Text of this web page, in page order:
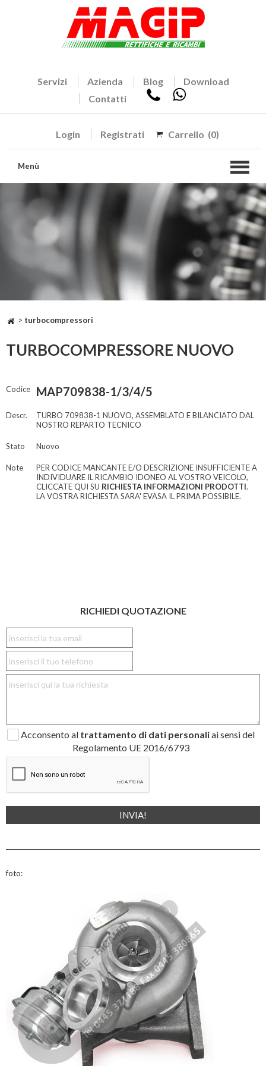
Servizi Azienda Blog
Download
Contatti
Login Registrati Carrello (0)
Menù
> turbocompressori
TURBOCOMPRESSORE NUOVO
Codice MAP709838-1/3/4/5
Descr.
TURBO 709838-1 NUOVO, ASSEMBLATO E BILANCIATO DAL
NOSTRO REPARTO TECNICO
Stato Nuovo
Note
PER CODICE MANCANTE E/O DESCRIZIONE INSUFFICIENTE A
INDIVIDUARE IL RICAMBIO IDONEO AL VOSTRO VEICOLO,
CLICCATE QUI SU RICHIESTA INFORMAZIONI PRODOTTI.
LA VOSTRA RICHIESTA SARA' EVASA IL PRIMA POSSIBILE.
RICHIEDI QUOTAZIONE
Acconsento al trattamento di dati personaliai sensi del
Regolamento UE 2016/6793
foto: